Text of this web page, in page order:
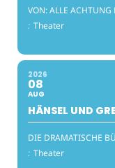
VON: ALLE ACHTUNG
: Theater
2026
08
AUG
HÄNSEL UND
DIE DRAMATISCHE
: Theater